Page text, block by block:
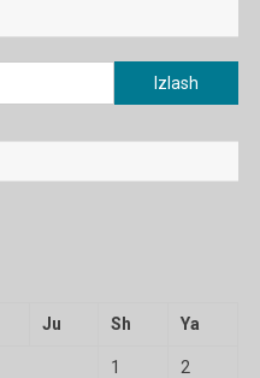
Qidirshish:
Ju Sh Ya
1 2